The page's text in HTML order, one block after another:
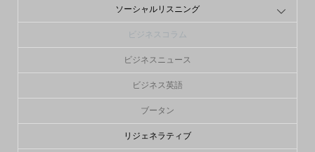
ソーシャルリスニング
ビジネスコラム
ビジネスニュース
ビジネス英語
ブータン
リジェネラティブ